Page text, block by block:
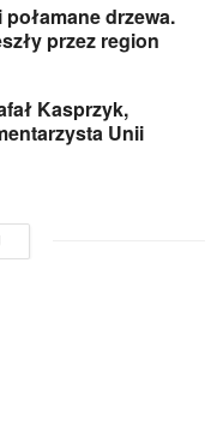
drzewa.
przez region
Kasprzyk,
Unii